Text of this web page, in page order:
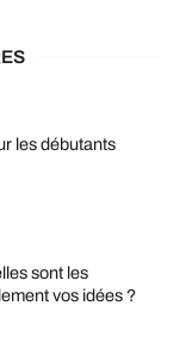
les débutants
sont les
vos idées ?